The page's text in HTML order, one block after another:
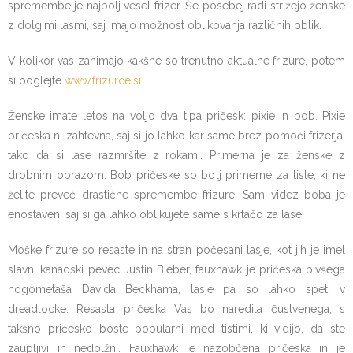
spremembe je najbolj vesel frizer. Še posebej radi strižejo ženske
z dolgimi lasmi, saj imajo možnost oblikovanja različnih oblik.
V kolikor vas zanimajo kakšne so trenutno aktualne frizure, potem
si poglejte www.frizurce.si
Ženske imate letos na voljo dva tipa pričesk: pixie in bob. Pixie
pričeska ni zahtevna, saj si jo lahko kar same brez pomoči frizerja,
tako da si lase razmršite z rokami. Primerna je za ženske z
drobnim obrazom. Bob pričeske so bolj primerne za tiste, ki ne
želite preveč drastične spremembe frizure. Sam videz boba je
enostaven, saj si ga lahko oblikujete same s krtačo za lase.
Moške frizure so resaste in na stran počesani lasje, kot jih je imel
slavni kanadski pevec Justin Bieber, fauxhawk je pričeska bivšega
nogometaša Davida Beckhama, lasje pa so lahko speti v
dreadlocke. Resasta pričeska Vas bo naredila čustvenega, s
takšno pričesko boste popularni med tistimi, ki vidijo, da ste
zaupljivi in nedolžni. Fauxhawk je nazobčena pričeska in je